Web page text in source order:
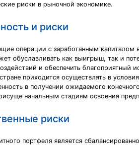
риски в рыночной экономике.
и риски
операции с заработанным
обуславливать как выигрыш, так и
и обеспечить
приходится осуществлять в
в получении ожидаемого
начальным стадиям освоения
риски
портфеля является